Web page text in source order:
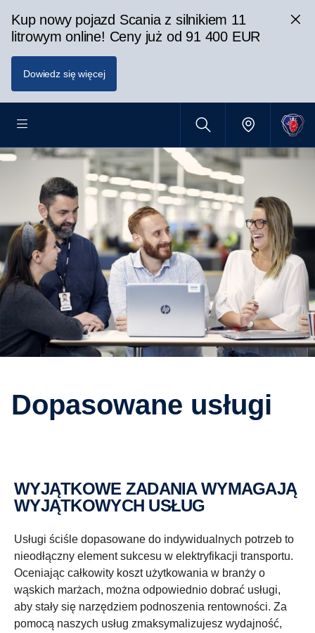
Kup nowy pojazd Scania z silnikiem 11
litrowym online! Ceny już od 91 400 EUR
Dowiedz się więcej
Dopasowane usługi
WYJĄTKOWE ZADANIA WYMAGAJĄ
WYJĄTKOWYCH USŁUG
Usługi ściśle dopasowane do indywidualnych potrzeb to
nieodłączny element sukcesu w elektryfikacji transportu.
Oceniając całkowity koszt użytkowania w branży o
wąskich marżach, można odpowiednio dobrać usługi,
aby stały się narzędziem podnoszenia rentowności. Za
pomocą naszych usług zmaksymalizujesz wydajność,